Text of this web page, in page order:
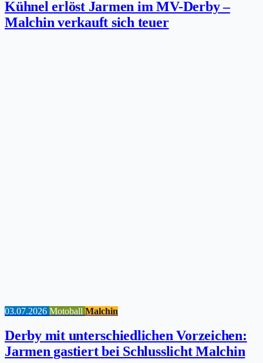
Kühnel erlöst Jarmen im MV-Derby –
Malchin verkauft sich teuer
03.07.2026 Motoball Malchin
Derby mit unterschiedlichen Vorzeichen:
Jarmen gastiert bei Schlusslicht Malchin